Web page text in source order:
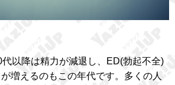
以降は精力が減退し、ED(勃起不全)
増えるのもこの年代です。多くの人